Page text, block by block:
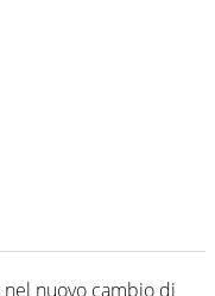
nuovo cambio di